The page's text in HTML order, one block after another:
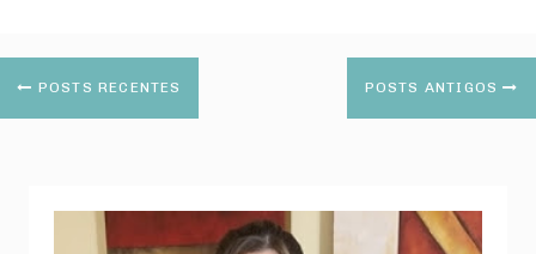
POSTS RECENTES POSTS ANTIGOS